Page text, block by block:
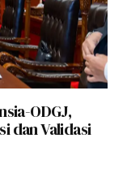
ODGJ,
dan Validasi